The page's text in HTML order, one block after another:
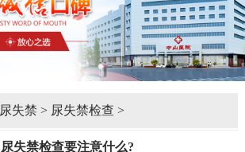
尿失禁 > 尿失禁检查 >
尿失禁检查要注意什么?